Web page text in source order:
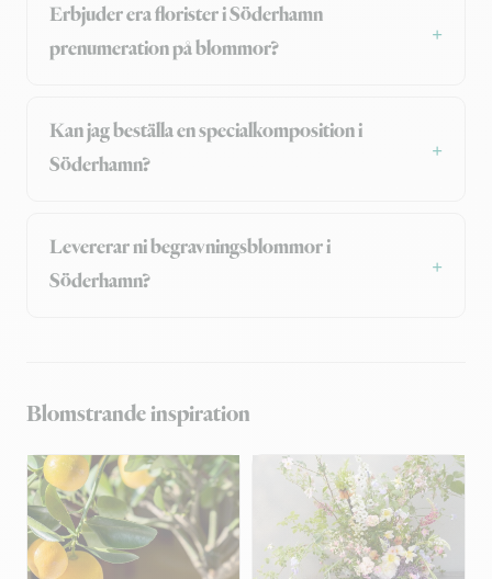
Erbjuder era florister i Söderhamn
prenumeration på blommor?
Kan jag beställa en specialkomposition i
Söderhamn?
Levererar ni begravningsblommor i
Söderhamn?
Blomstrande inspiration